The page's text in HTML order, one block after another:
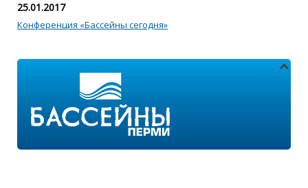
25.01.2017
Конференция «Бассейны сегодня»